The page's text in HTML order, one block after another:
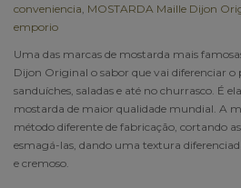
conveniencia MOSTARDA Maille Dijon
emporio
Uma das marcas de mostarda mais
Dijon Original o sabor que vai diferenciar o
sanduíches, saladas e até no churrasco. É
mostarda de maior qualidade mundial. A
método diferente de fabricação, cortando
esmagá-las, dando uma textura
e cremoso.